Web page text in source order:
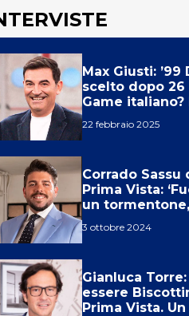
Max Giusti: ’99
scelto dopo
Game
22 febbraio 2025
Corrado Sassu
Prima Vista:
un
3 ottobre 2024
Gianluca Torre:
essere
Prima Vista.